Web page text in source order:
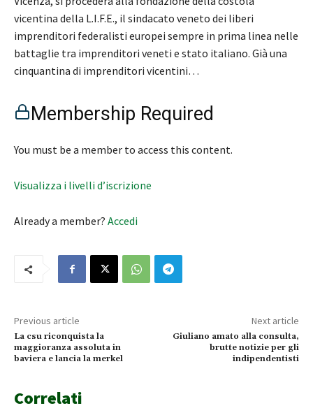
vicentina della L.I.F.E., il sindacato veneto dei liberi
imprenditori federalisti europei sempre in prima linea nelle
battaglie tra imprenditori veneti e stato italiano. Già una
cinquantina di imprenditori vicentini…
Membership Required
You must be a member to access this content.
Visualizza i livelli d’iscrizione
Already a member? Accedi
Previous article
La csu riconquista la
maggioranza assoluta in
baviera e lancia la merkel
Next article
Giuliano amato alla consulta,
brutte notizie per gli
indipendentisti
Correlati